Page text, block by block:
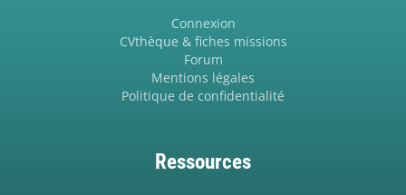
Connexion
CVthèque & fiches missions
Forum
Mentions légales
Politique de confidentialité
Ressources